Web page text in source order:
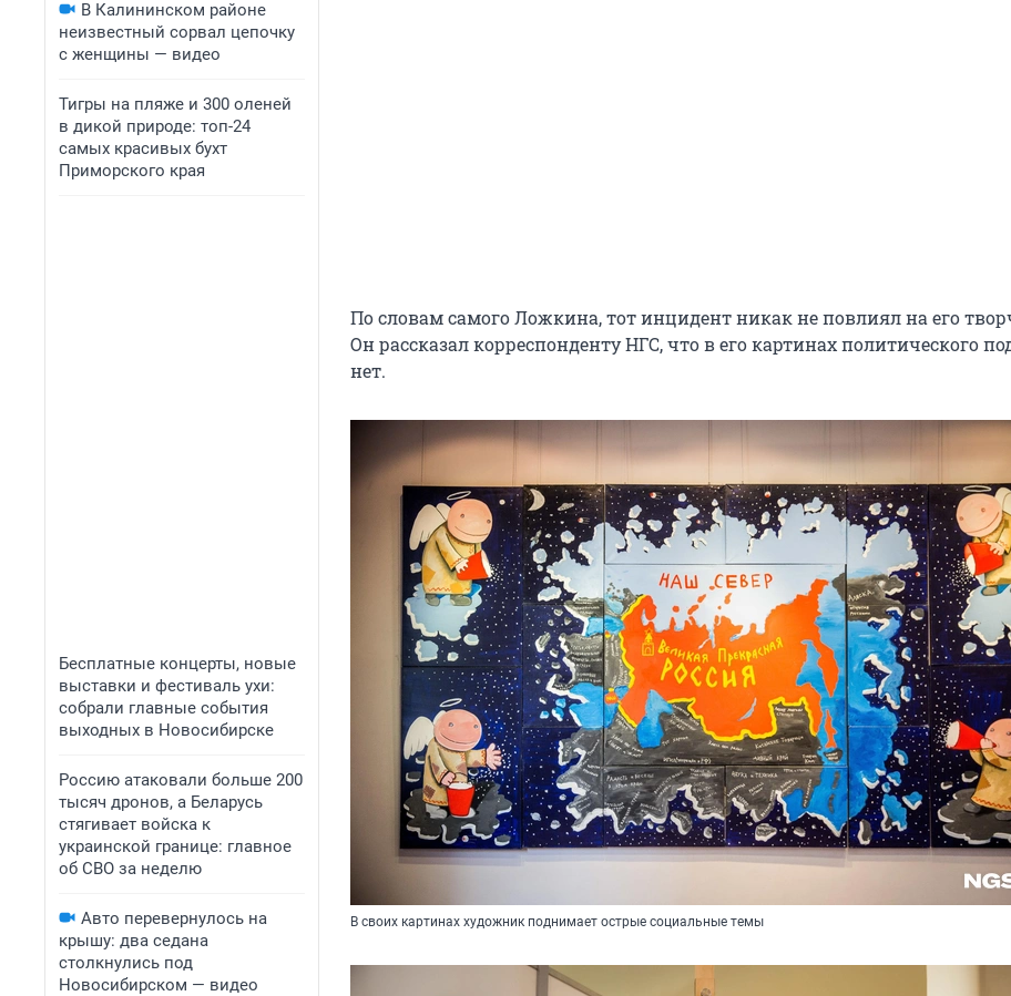
В Калининском районе
неизвестный сорвал цепочку
с женщины — видео
Тигры на пляже и 300 оленей
в дикой природе: топ-24
самых красивых бухт
Приморского края
Бесплатные концерты, новые
выставки и фестиваль ухи:
собрали главные события
выходных в Новосибирске
Россию атаковали больше 200
тысяч дронов, а Беларусь
стягивает войска к
украинской границе: главное
об СВО за неделю
Авто перевернулось на
крышу: два седана
столкнулись под
Новосибирском — видео
По словам самого Ложкина, тот инцидент никак не повлиял на его
Он рассказал корреспонденту НГС, что в его картинах политического
нет.
В своих картинах художник поднимает острые социальные темы